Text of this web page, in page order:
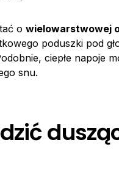
o wielowarstwowej
poduszki pod
ciepłe
snu.